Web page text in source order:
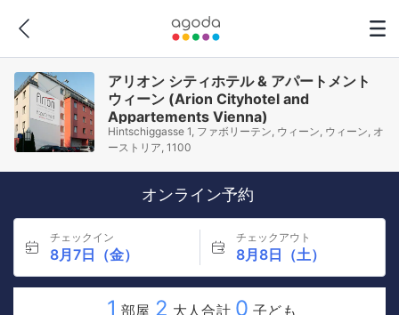
アリオン シティホテル & アパートメント
ウィーン (Arion Cityhotel and
Appartements Vienna)
Hintschiggasse 1, ファボリーテン, ウィーン, ウィーン, オ
ーストリア, 1100
オンライン予約
チェックイン
8月7日（金）
チェックアウト
8月8日（土）
1 部屋 2 大人合計 0 子ども